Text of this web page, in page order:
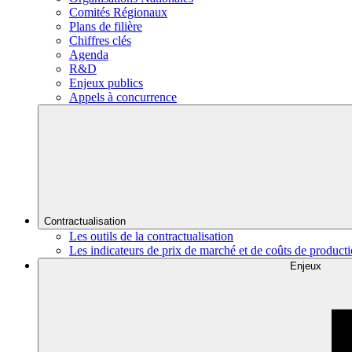
Comités Régionaux
Plans de filière
Chiffres clés
Agenda
R&D
Enjeux publics
Appels à concurrence
Contractualisation
Les outils de la contractualisation
Les indicateurs de prix de marché et de coûts de
Enjeux